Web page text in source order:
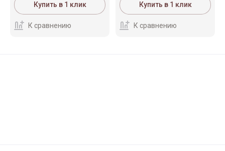
Купить в 1 клик
К сравнению
Купить в 1 клик
К сравнению